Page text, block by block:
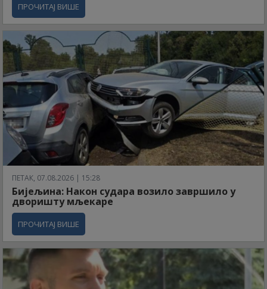
ПРОЧИТАЈ ВИШЕ
ПЕТАК, 07.08.2026 | 15:28
Бијељина: Након судара возило завршило у
дворишту мљекаре
ПРОЧИТАЈ ВИШЕ